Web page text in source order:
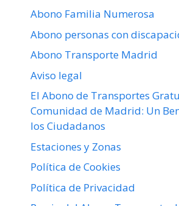
Abono Familia Numerosa
Abono personas con
Abono Transporte Madrid
Aviso legal
El Abono de Transportes
Comunidad de Madrid: Un
los Ciudadanos
Estaciones y Zonas
Política de Cookies
Política de Privacidad